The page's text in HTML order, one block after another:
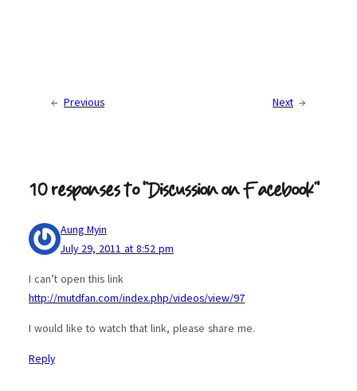
← Previous Next →
10 responses to “Discussion on Facebook”
Aung Myin
July 29, 2011 at 8:52 pm
I can’t open this link
http://mutdfan.com/index.php/videos/view/97
I would like to watch that link, please share me.
Reply